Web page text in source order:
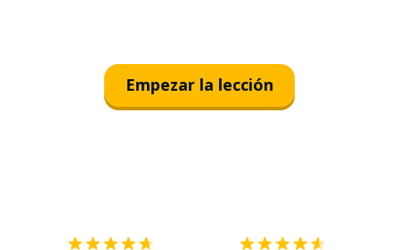
Empezar la lección